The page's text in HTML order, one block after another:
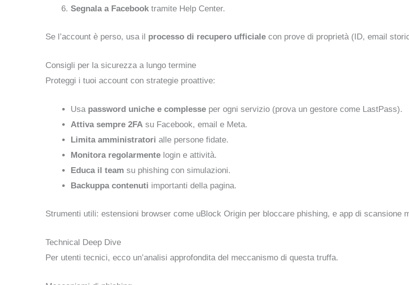
Segnala a Facebook tramite Help Center.
Se l’account è perso, usa il processo di recupero ufficiale con prove di proprietà (ID, email
Consigli per la sicurezza a lungo termine
Proteggi i tuoi account con strategie proattive:
Usa password uniche e complesse per ogni servizio (prova un gestore come LastPass).
Attiva sempre 2FA su Facebook, email e Meta.
Limita amministratori alle persone fidate.
Monitora regolarmente login e attività.
Educa il team su phishing con simulazioni.
Backuppa contenuti importanti della pagina.
Strumenti utili: estensioni browser come uBlock Origin per bloccare phishing, e app di scansione
Technical Deep Dive
Per utenti tecnici, ecco un’analisi approfondita del meccanismo di questa truffa.